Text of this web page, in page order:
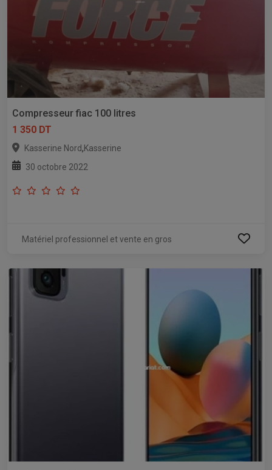
Compresseur fiac 100 litres
1 350 DT
Kasserine Nord,Kasserine
30 octobre 2022
Matériel professionnel et vente en gros